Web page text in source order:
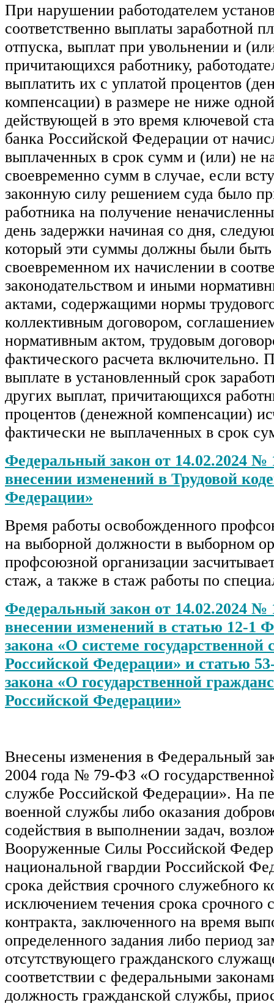
При нарушении работодателем
соответственно выплаты заработной
отпуска, выплат при увольнении и
причитающихся работнику,
выплатить их с уплатой процентов
компенсации) в размере не ниже
действующей в это время ключевой
банка Российской Федерации от
выплаченных в срок сумм и (или) не
своевременно сумм в случае, если
законную силу решением суда было
работника на получение
день задержки начиная со дня,
который эти суммы должны были
своевременном их начислении в
законодательством и иными
актами, содержащими нормы
коллективным договором,
нормативным актом, трудовым
фактического расчета включительно.
выплате в установленный срок
других выплат, причитающихся
процентов (денежной компенсации)
фактически не выплаченных в срок
Федеральный закон от 14.02.2024
внесении изменений в Трудовой
Федерации»
Время работы освобожденного
на выборной должности в выборном
профсоюзной организации
стаж, а также в стаж работы по
Федеральный закон от 14.02.2024
внесении изменений в статью 12-1
закона «О системе государственной
Российской Федерации» и статью
закона «О государственной
Российской Федерации»
Внесены изменения в Федеральный
2004 года № 79-ФЗ «О
службе Российской Федерации». На
военной службы либо оказания
содействия в выполнении задач,
Вооруженные Силы Российской
национальной гвардии Российской
срока действия срочного служебного
исключением течения срока срочного
контракта, заключенного на время
определенного задания либо период
отсутствующего гражданского
соответствии с федеральными
должность гражданской службы,